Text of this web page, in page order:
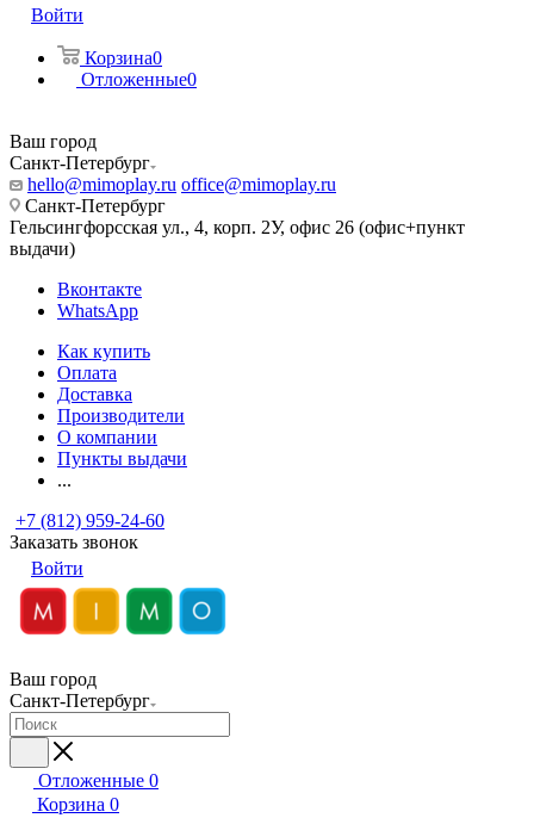
Войти
Корзина0
Отложенные0
Ваш город
Санкт-Петербург
hello@mimoplay.ru office@mimoplay.ru
Санкт-Петербург
Гельсингфорсская ул., 4, корп. 2У, офис 26 (офис+пункт
выдачи)
Вконтакте
WhatsApp
Как купить
Оплата
Доставка
Производители
О компании
Пункты выдачи
...
+7 (812) 959-24-60
Заказать звонок
Войти
Ваш город
Санкт-Петербург
Отложенные 0
Корзина 0